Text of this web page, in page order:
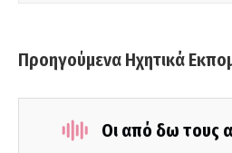
Προηγούμενα Ηχητικά
Οι από δω τους